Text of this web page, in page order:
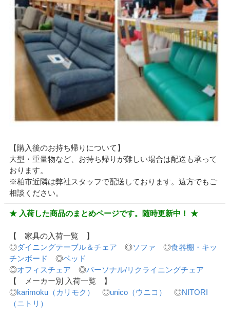
【購入後のお持ち帰りについて】
大型・重量物など、お持ち帰りが難しい場合は配送も承って
おります。
※柏市近隣は弊社スタッフで配送しております。遠方でもご
相談ください。
★ 入荷した商品のまとめページです。随時更新中！ ★
【 家具の入荷一覧 】
◎ダイニングテーブル＆チェア ◎ソファ ◎食器棚・キッ
チンボード
◎ベッド
◎オフィスチェア ◎パーソナル/リクライニングチェア
【 メーカー別 入荷一覧 】
◎karimoku（カリモク） ◎unico（ウニコ） ◎NITORI
（ニトリ）